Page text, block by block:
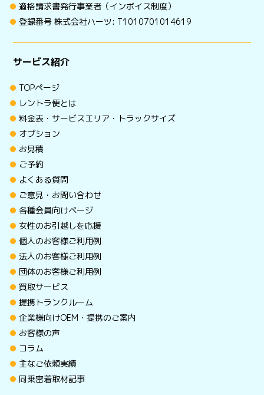
適格請求書発行事業者（インボイス制度）
登録番号 株式会社ハーツ: T1010701014619
サービス紹介
TOPページ
レントラ便とは
料金表・サービスエリア・トラックサイズ
オプション
お見積
ご予約
よくある質問
ご意見・お問い合わせ
各種会員向けページ
女性のお引越しを応援
個人のお客様ご利用例
法人のお客様ご利用例
団体のお客様ご利用例
買取サービス
提携トランクルーム
企業様向けOEM・提携のご案内
お客様の声
コラム
主なご依頼実績
同乗密着取材記事